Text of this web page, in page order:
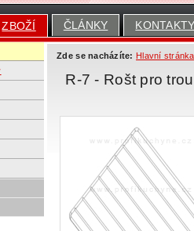
ZBOŽÍ ČLÁNKY
Zde se nacházíte: Hlavní stránka
R-7 - Rošt pro